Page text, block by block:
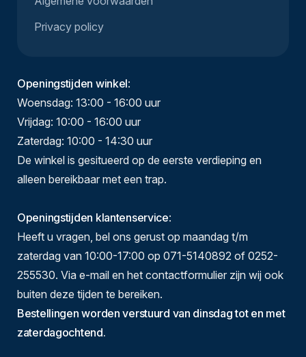
Privacy policy
Openingstijden winkel:
Woensdag: 13:00 - 16:00 uur
Vrijdag: 10:00 - 16:00 uur
Zaterdag: 10:00 - 14:30 uur
De winkel is gesitueerd op de eerste verdieping en
alleen bereikbaar met een trap.
Openingstijden klantenservice:
Heeft u vragen, bel ons gerust op maandag t/m
zaterdag van 10:00-17:00 op 071-5140892 of 0252-
255530. Via e-mail en het contactformulier zijn wij ook
buiten deze tijden te bereiken.
Bestellingen worden verstuurd van dinsdag tot en met
zaterdagochtend.